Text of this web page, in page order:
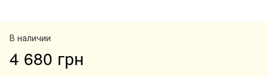
В наличии
4 680 грн